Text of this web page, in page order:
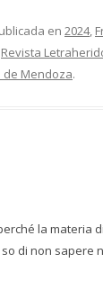
en 2024,
Revista
de Mendoza.
la materia
di non sapere